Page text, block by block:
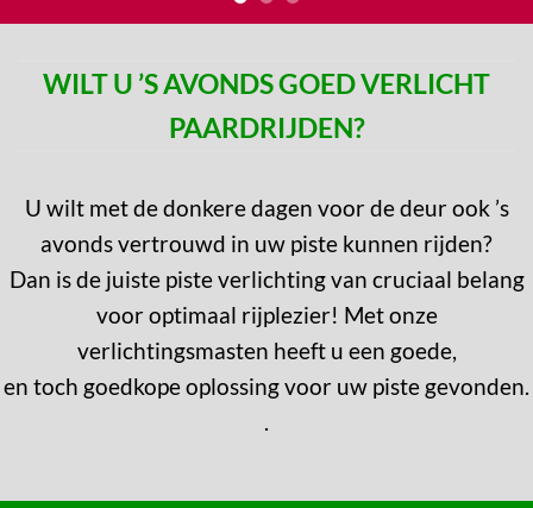
WILT U ’S AVONDS GOED VERLICHT
PAARDRIJDEN?
U wilt met de donkere dagen voor de deur ook ’s
avonds vertrouwd in uw piste kunnen rijden?
Dan is de juiste piste verlichting van cruciaal belang
voor optimaal rijplezier! Met onze
verlichtingsmasten heeft u een goede,
en toch goedkope oplossing voor uw piste gevonden.
.